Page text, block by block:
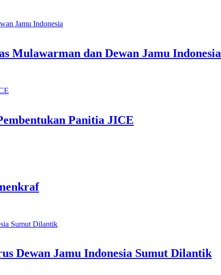
Mulawarman dan Dewan Jamu Indonesia
Panitia JICE
Dewan Jamu Indonesia Sumut Dilantik